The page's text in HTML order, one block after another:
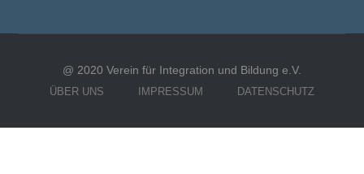
@ 2020 Verein für Integration und Bildung e.V.
ÜBER UNS IMPRESSUM DATENSCHUTZ